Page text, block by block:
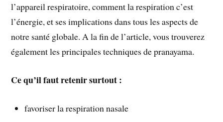
l’appareil respiratoire, comment la respiration c’est
l’énergie, et ses implications dans tous les aspects de
notre santé globale. A la fin de l’article, vous trouverez
également les principales techniques de pranayama.
Ce qu’il faut retenir surtout :
favoriser la respiration nasale